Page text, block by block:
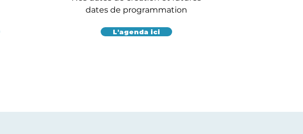
dates de programmation
L'agenda ici